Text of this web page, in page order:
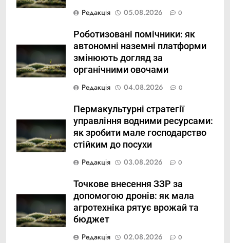
Редакція
05.08.2026 0
Роботизовані помічники: як
автономні наземні платформи
змінюють догляд за
органічними овочами
Редакція
04.08.2026 0
Пермакультурні стратегії
управління водними ресурсами:
як зробити мале господарство
стійким до посухи
Редакція
03.08.2026 0
Точкове внесення ЗЗР за
допомогою дронів: як мала
агротехніка рятує врожай та
бюджет
Редакція
02.08.2026 0